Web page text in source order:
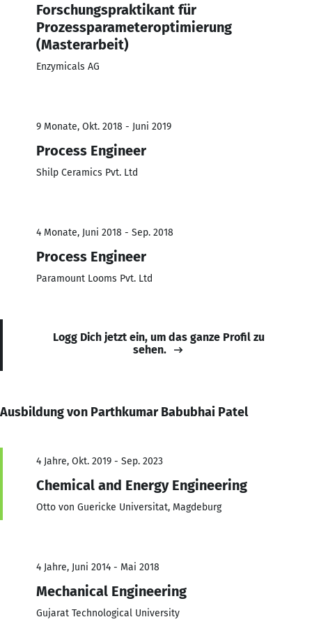
Forschungspraktikant für
Prozessparameteroptimierung
(Masterarbeit)
Enzymicals AG
9 Monate, Okt. 2018 - Juni 2019
Process Engineer
Shilp Ceramics Pvt. Ltd
4 Monate, Juni 2018 - Sep. 2018
Process Engineer
Paramount Looms Pvt. Ltd
Logg Dich jetzt ein, um das ganze Profil zu
sehen.
Ausbildung von Parthkumar Babubhai Patel
4 Jahre, Okt. 2019 - Sep. 2023
Chemical and Energy Engineering
Otto von Guericke Universitat, Magdeburg
4 Jahre, Juni 2014 - Mai 2018
Mechanical Engineering
Gujarat Technological University